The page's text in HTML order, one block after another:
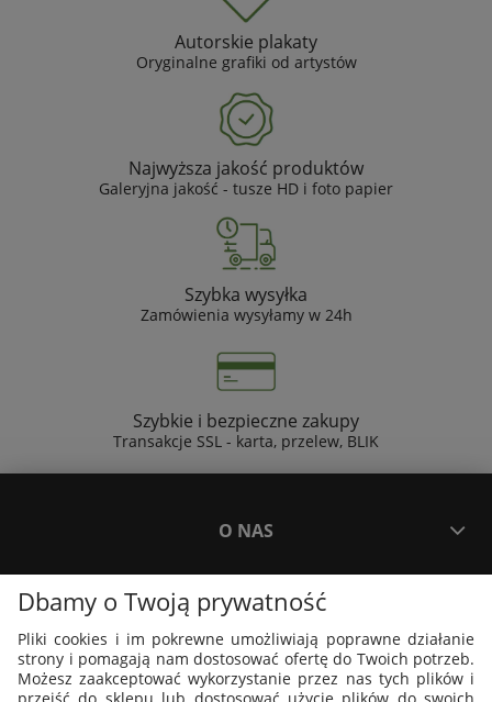
Autorskie plakaty
Oryginalne grafiki od artystów
Najwyższa jakość produktów
Galeryjna jakość - tusze HD i foto papier
Szybka wysyłka
Zamówienia wysyłamy w 24h
Szybkie i bezpieczne zakupy
Transakcje SSL - karta, przelew, BLIK
O NAS
PŁATNOŚCI I DOSTAWA
PLAKATY I GRAFIKI
Dbamy o Twoją prywatność
Pliki cookies i im pokrewne umożliwiają poprawne działanie
strony i pomagają nam dostosować ofertę do Twoich potrzeb.
Możesz zaakceptować wykorzystanie przez nas tych plików i